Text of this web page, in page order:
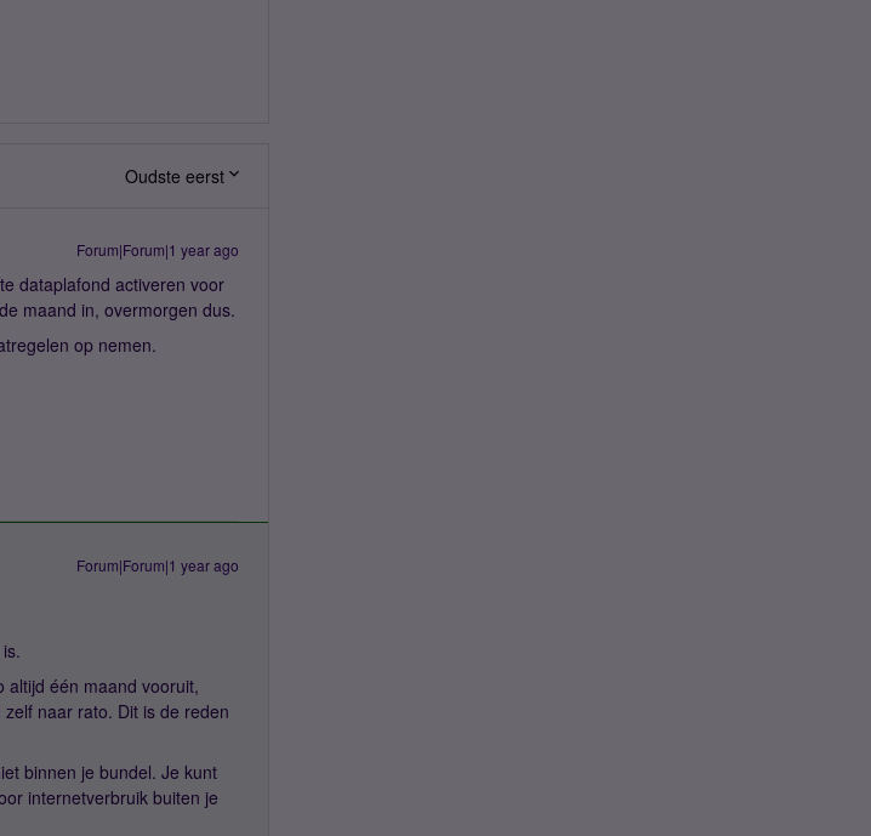
Oudste eerst
Forum|Forum|1 year ago
dataplafond activeren voor
maand in, overmorgen dus.
op nemen.
Forum|Forum|1 year ago
altijd één maand vooruit,
naar rato. Dit is de reden
binnen je bundel. Je kunt
internetverbruik buiten je